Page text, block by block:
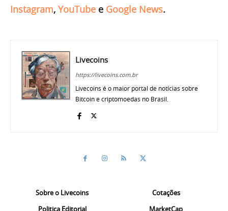
Instagram, YouTube e Google News.
Livecoins
https://livecoins.com.br
Livecoins é o maior portal de notícias sobre
Bitcoin e criptomoedas no Brasil.
Sobre o Livecoins
Politica Editorial
Cotações
MarketCap